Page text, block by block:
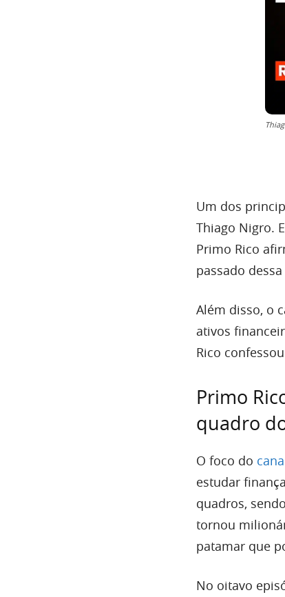
Um dos
Thiago Nigro.
Primo Rico
passado
Além disso, o
ativos
Rico
Primo
quadro
O foco do
estudar
quadros,
tornou
patamar que
No oitavo